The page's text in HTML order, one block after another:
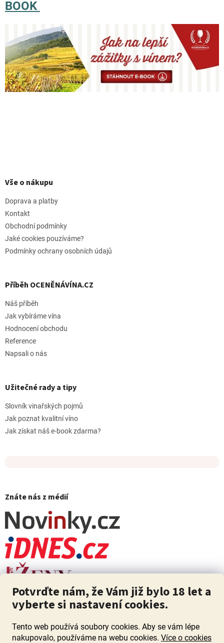
Potvrďte nám, že Vám již bylo 18 let a
vyberte si nastavení cookies.
Tento web používá soubory cookies. Aby se vám lépe
nakupovalo, používáme na webu cookies. Více o cookies
BOOK
pVše o nákupu
Doprava a platby
Kontakt
Obchodní podmínky
Jaké cookies pouzíváme?
Podmínky ochrany osobních údajů
Příběh OCENĚNÁVÍNA.CZ
Náš příběh
Jak vybíráme vína
Hodnocení obchodu
Reference
Napsali o nás
Užitečné rady a tipy
Slovník vinařských pojmů
Jak poznat kvalitní víno
Jak získat náš e-book zdarma?
Znáte nás z médií